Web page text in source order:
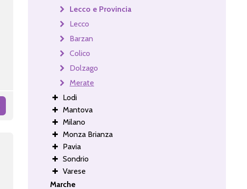
Lecco e Provincia
Lecco
Barzan
Colico
Dolzago
Merate
Lodi
Mantova
Milano
Monza Brianza
Pavia
Sondrio
Varese
Marche